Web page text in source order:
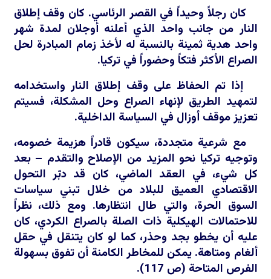
كان رجلاً وحيداً في القصر الرئاسي. كان وقف إطلاق
النار من جانب واحد الذي أعلنه أوجلان لمدة شهر
واحد هدية ثمينة بالنسبة له لأخذ زمام المبادرة لحل
الصراع الأكثر فتكاً وحضوراً في تركيا.
إذا تم الحفاظ على وقف إطلاق النار واستخدامه
لتمهيد الطريق لإنهاء الصراع وحل المشكلة، فسيتم
تعزيز موقف أوزال في السياسة الداخلية.
مع شرعية متجددة، سيكون قادراً هزيمة خصومه،
وتوجيه تركيا نحو المزيد من الإصلاح والتقدم – بعد
كل شيء، في العقد الماضي، كان قد دبّر التحول
الاقتصادي العميق للبلاد من خلال تبني سياسات
السوق الحرة، والتي طال انتظارها. ومع ذلك، نظراً
للاحتمالات الهيكلية ذات الصلة بالصراع الكردي، كان
عليه أن يخطو بجد وحذر، كما لو كان يتنقل في حقل
ألغام ومتاهة. يمكن للمخاطر الكامنة أن تفوق بسهولة
الفرص المتاحة (ص 117).